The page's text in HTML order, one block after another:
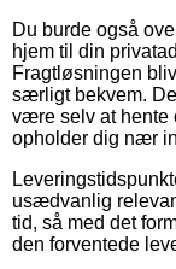
Du burde også
hjem til din
Fragtløsningen
særligt bekvem.
være selv at hente
opholder dig nær
usædvanlig
tid, så med det
den forventede